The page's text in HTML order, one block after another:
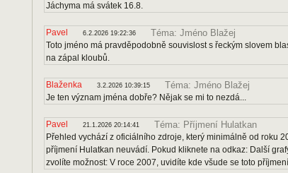
Jáchyma má svátek 16.8.
Pavel 6.2.2026 19:22:36 Téma: Jméno Blažej
Toto jméno má pravděpodobně souvislost s řeckým slovem
na zápal kloubů.
Blaženka 3.2.2026 10:39:15 Téma: Jméno Blažej
Je ten význam jména dobře? Nějak se mi to nezdá...
Pavel 21.1.2026 20:14:41 Téma: Příjmení Hulatkan
Přehled vychází z oficiálního zdroje, který minimálně od roku
příjmení Hulatkan neuvádí. Pokud kliknete na odkaz: Další
zvolíte možnost: V roce 2007, uvidíte kde všude se toto